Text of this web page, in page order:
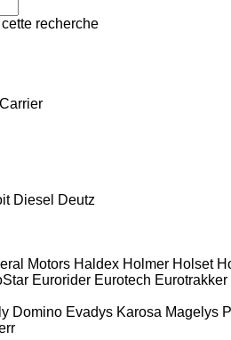
recherche
Carrier
Diesel Deutz
Motors Haldex Holmer Holset
Eurorider Eurotech Eurotrakker
Domino Evadys Karosa Magelys